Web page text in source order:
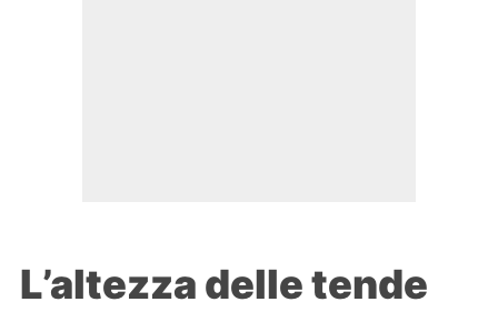
L’altezza delle tende